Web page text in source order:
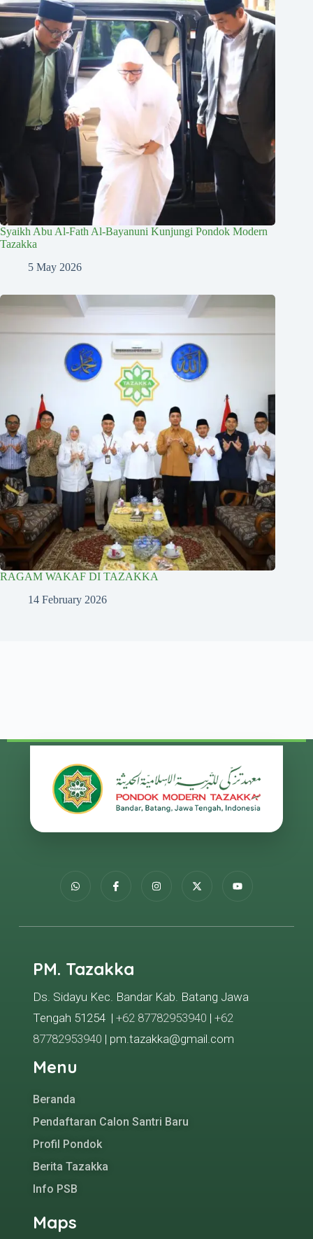
Syaikh Abu Al-Fath Al-Bayanuni Kunjungi Pondok Modern
Tazakka
5 May 2026
RAGAM WAKAF DI TAZAKKA
14 February 2026
PM. Tazakka
Ds. Sidayu Kec. Bandar Kab. Batang Jawa
Tengah 51254 | +62 87782953940 | +62
87782953940 | pm.tazakka@gmail.com
Menu
Beranda
Pendaftaran Calon Santri Baru
Profil Pondok
Berita Tazakka
Info PSB
Maps